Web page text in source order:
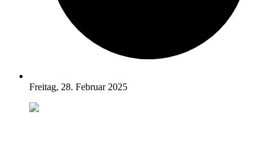
Freitag, 28. Februar 2025